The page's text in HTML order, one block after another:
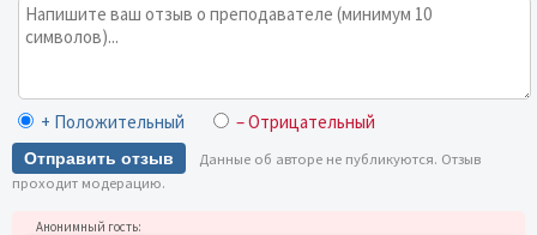
+ Положительный – Отрицательный
Отправить отзыв
Данные об авторе не публикуются. Отзыв
проходит модерацию.